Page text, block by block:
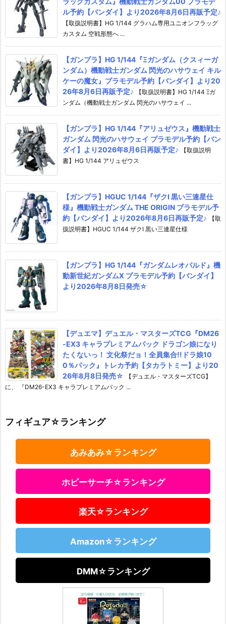
ル予約【バンダイ】より2026年8月6日再販予定♪
【取扱説明書】HG 1/144 グラハム専用ユニオンフラッグ
カスタム 空戦形態へ ...
【ガンプラ】HG 1/144『Ξガンダム（クスィーガ
ンダム）機動戦士ガンダム 閃光のハサウェイ キル
ケーの魔女』プラモデル予約【バンダイ】より20
26年8月6日再販予定♪
【取扱説明書】HG 1/144 Ξガ
ンダム（機動戦士ガンダム 閃光のハサウェイ ...
【ガンプラ】HG 1/144『アリュゼウス』機動戦士
ガンダム 閃光のハサウェイ プラモデル予約【バン
ダイ】より2026年8月6日再販予定♪
【取扱説明
書】HG 1/144 アリュゼウス
【ガンプラ】HGUC 1/144『ザクI 黒い三連星仕
様』機動戦士ガンダム THE ORIGIN プラモデル予
約【バンダイ】より2026年8月6日再販予定♪
【取
扱説明書】HGUC 1/144 ザクI 黒い三連星仕様
【ガンプラ】HG 1/144『ガンダムレオパルド』機
動新世紀ガンダムX プラモデル予約【バンダイ】
より2026年8月8日発売☆
【デュエマ】デュエル・マスターズTCG『DM26
-EX3 キャラプレミアムパック ドラゴン娘になり
たくないっ！ 文化祭だョ！全員集合!!ドラ娘10
0％パック』トレカ予約【タカラトミー】より20
26年8月8日発売☆
【デュエル・マスターズTCG】
に、 『DM26-EX3 キャラプレミアムパック ...
フィギュア☆ランキング
あみあみ☆ランキング
ホビーサーチ☆ランキング
楽天☆ランキング
Amazon☆ランキング
DMM☆ランキング